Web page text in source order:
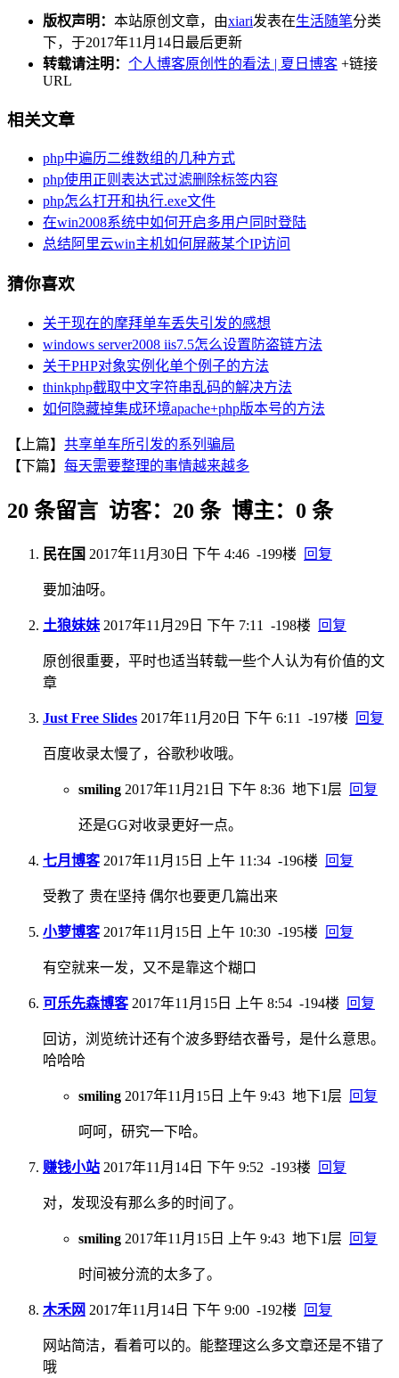
版权声明： 本站原创文章，由xiari发表在生活随笔分类
下，于2017年11月14日最后更新
转载请注明： 个人博客原创性的看法 | 夏日博客 +链接
URL
相关文章
php中遍历二维数组的几种方式
php使用正则表达式过滤删除标签内容
php怎么打开和执行.exe文件
在win2008系统中如何开启多用户同时登陆
总结阿里云win主机如何屏蔽某个IP访问
猜你喜欢
关于现在的摩拜单车丢失引发的感想
windows server2008 iis7.5怎么设置防盗链方法
关于PHP对象实例化单个例子的方法
thinkphp截取中文字符串乱码的解决方法
如何隐藏掉集成环境apache+php版本号的方法
【上篇】 共享单车所引发的系列骗局
【下篇】 每天需要整理的事情越来越多
20 条留言 访客：20 条 博主：0 条
民在国 2017年11月30日 下午 4:46 -199楼 回复
要加油呀。
土狼妹妹 2017年11月29日 下午 7:11 -198楼 回复
原创很重要，平时也适当转载一些个人认为有价值的文
章
Just Free Slides 2017年11月20日 下午 6:11 -197楼 回复
百度收录太慢了，谷歌秒收哦。
smiling 2017年11月21日 下午 8:36 地下1层 回复
还是GG对收录更好一点。
七月博客 2017年11月15日 上午 11:34 -196楼 回复
受教了 贵在坚持 偶尔也要更几篇出来
小萝博客 2017年11月15日 上午 10:30 -195楼 回复
有空就来一发，又不是靠这个糊口
可乐先森博客 2017年11月15日 上午 8:54 -194楼 回复
回访，浏览统计还有个波多野结衣番号，是什么意思。
哈哈哈
smiling 2017年11月15日 上午 9:43 地下1层 回复
呵呵，研究一下哈。
赚钱小站 2017年11月14日 下午 9:52 -193楼 回复
对，发现没有那么多的时间了。
smiling 2017年11月15日 上午 9:43 地下1层 回复
时间被分流的太多了。
木禾网 2017年11月14日 下午 9:00 -192楼 回复
网站简洁，看着可以的。能整理这么多文章还是不错了
哦